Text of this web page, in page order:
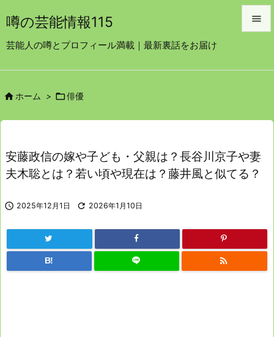
噂の芸能情報115
芸能人の噂とプロフィール満載｜最新裏話をお届け

前へ
次へ

ホーム > 俳優
安藤政信の嫁や子ども・父親は？長谷川京子や妻
夫木聡とは？若い頃や現在は？藤井風と似てる？
 2025年12月1日  2026年1月10日
B! 